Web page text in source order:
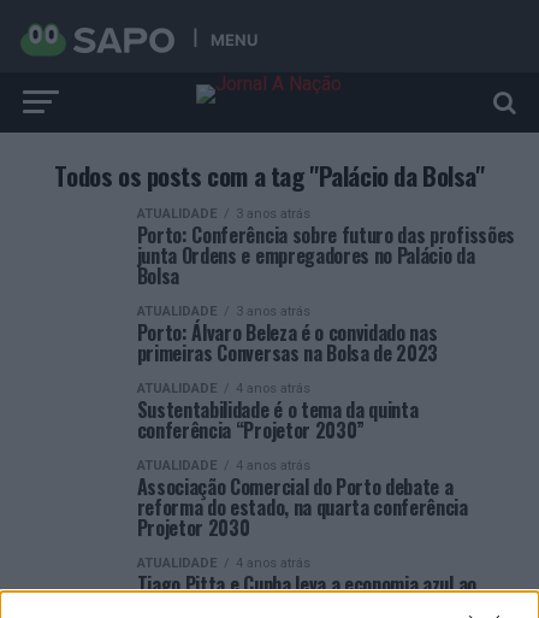
MENU
Todos os posts com a tag "Palácio da Bolsa"
ATUALIDADE 3 anos atrás
Porto: Conferência sobre futuro das profissões
junta Ordens e empregadores no Palácio da
Bolsa
ATUALIDADE 3 anos atrás
Porto: Álvaro Beleza é o convidado nas
primeiras Conversas na Bolsa de 2023
ATUALIDADE 4 anos atrás
Sustentabilidade é o tema da quinta
conferência “Projetor 2030”
ATUALIDADE 4 anos atrás
Associação Comercial do Porto debate a
reforma do estado, na quarta conferência
Projetor 2030
ATUALIDADE 4 anos atrás
Tiago Pitta e Cunha leva a economia azul ao